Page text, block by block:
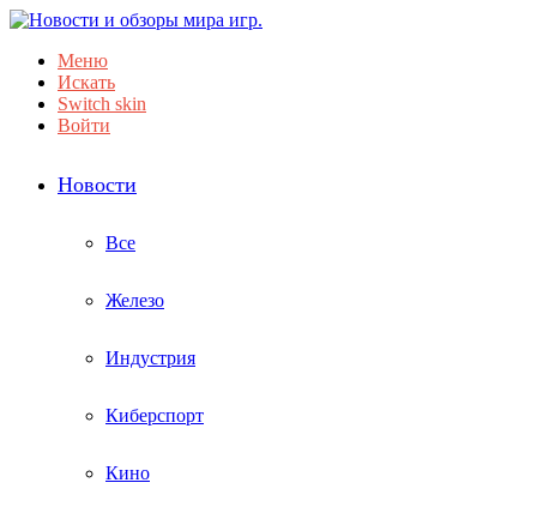
Меню
Искать
Switch skin
Войти
Новости
Все
Железо
Индустрия
Киберспорт
Кино